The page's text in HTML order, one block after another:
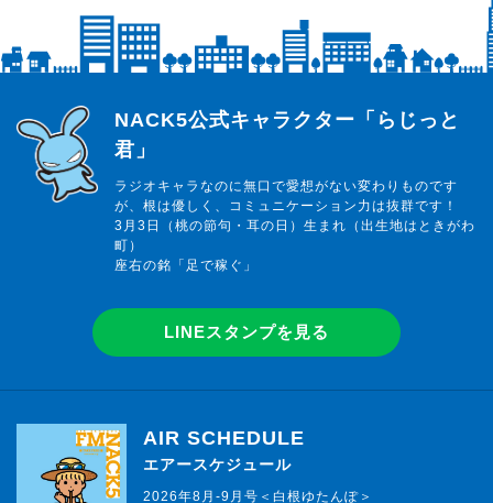
らじっと君
NACK5公式キャラクター「らじっと
君」
ラジオキャラなのに無口で愛想がない変わりものです
が、根は優しく、コミュニケーション力は抜群です！
3月3日（桃の節句・耳の日）生まれ（出生地はときがわ
町）
座右の銘「足で稼ぐ」
LINEスタンプを見る
AIR SCHEDULE
エアースケジュール
2026年8月-9月号＜白根ゆたんぽ＞